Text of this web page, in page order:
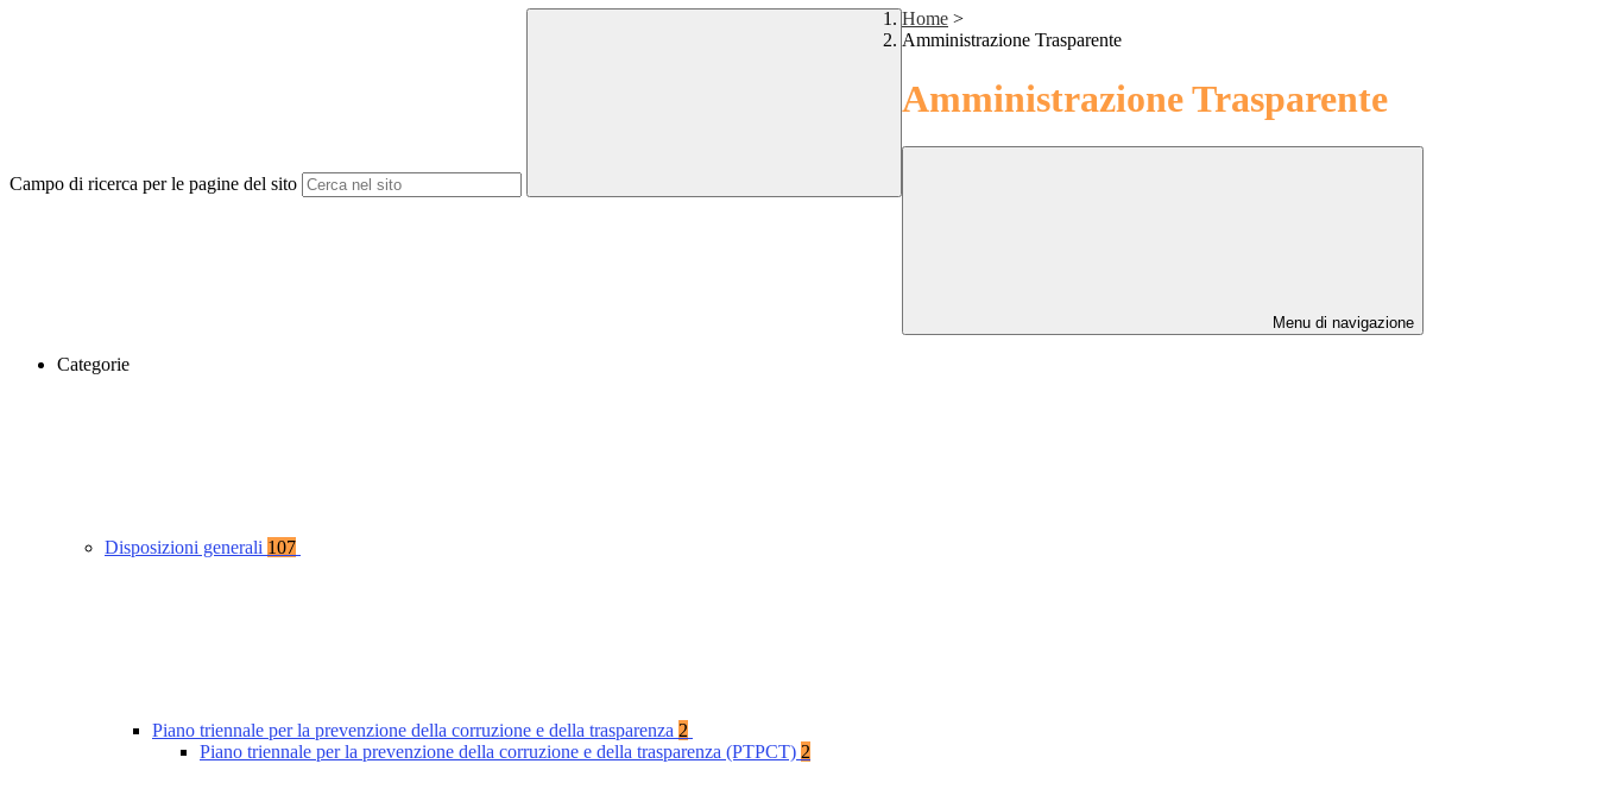
Campo di ricerca per le pagine del sito
Home >
Amministrazione Trasparente
Amministrazione Trasparente
Menu di navigazione
Categorie
Disposizioni generali 107
Piano triennale per la prevenzione della corruzione e della trasparenza 2
Piano triennale per la prevenzione della corruzione e della trasparenza (PTPCT) 2